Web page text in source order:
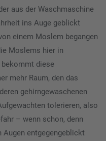
aus der Waschmaschine
ins Auge geblickt
einem Moslem begangen
Moslems hier in
bekommt diese
mehr Raum, den das
gehirngewaschenen
tolerieren, also
– wenn schon, denn
entgegengeblickt